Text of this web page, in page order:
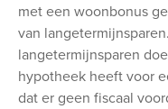
met een woonbonus
van
langetermijnsparen
hypotheek heeft voor
dat er geen fiscaal